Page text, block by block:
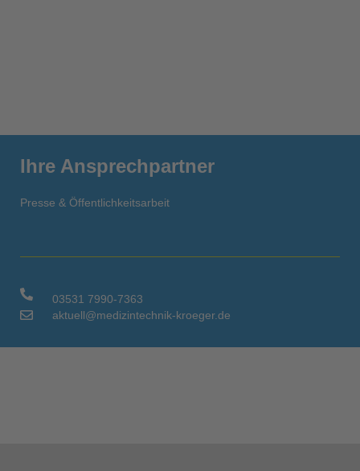
Ihre Ansprechpartner
Presse & Öffentlichkeitsarbeit
03531 7990-7363
aktuell@medizintechnik-kroeger.de